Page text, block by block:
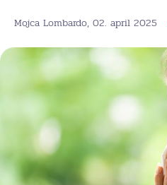
Mojca Lombardo, 02. april 2025